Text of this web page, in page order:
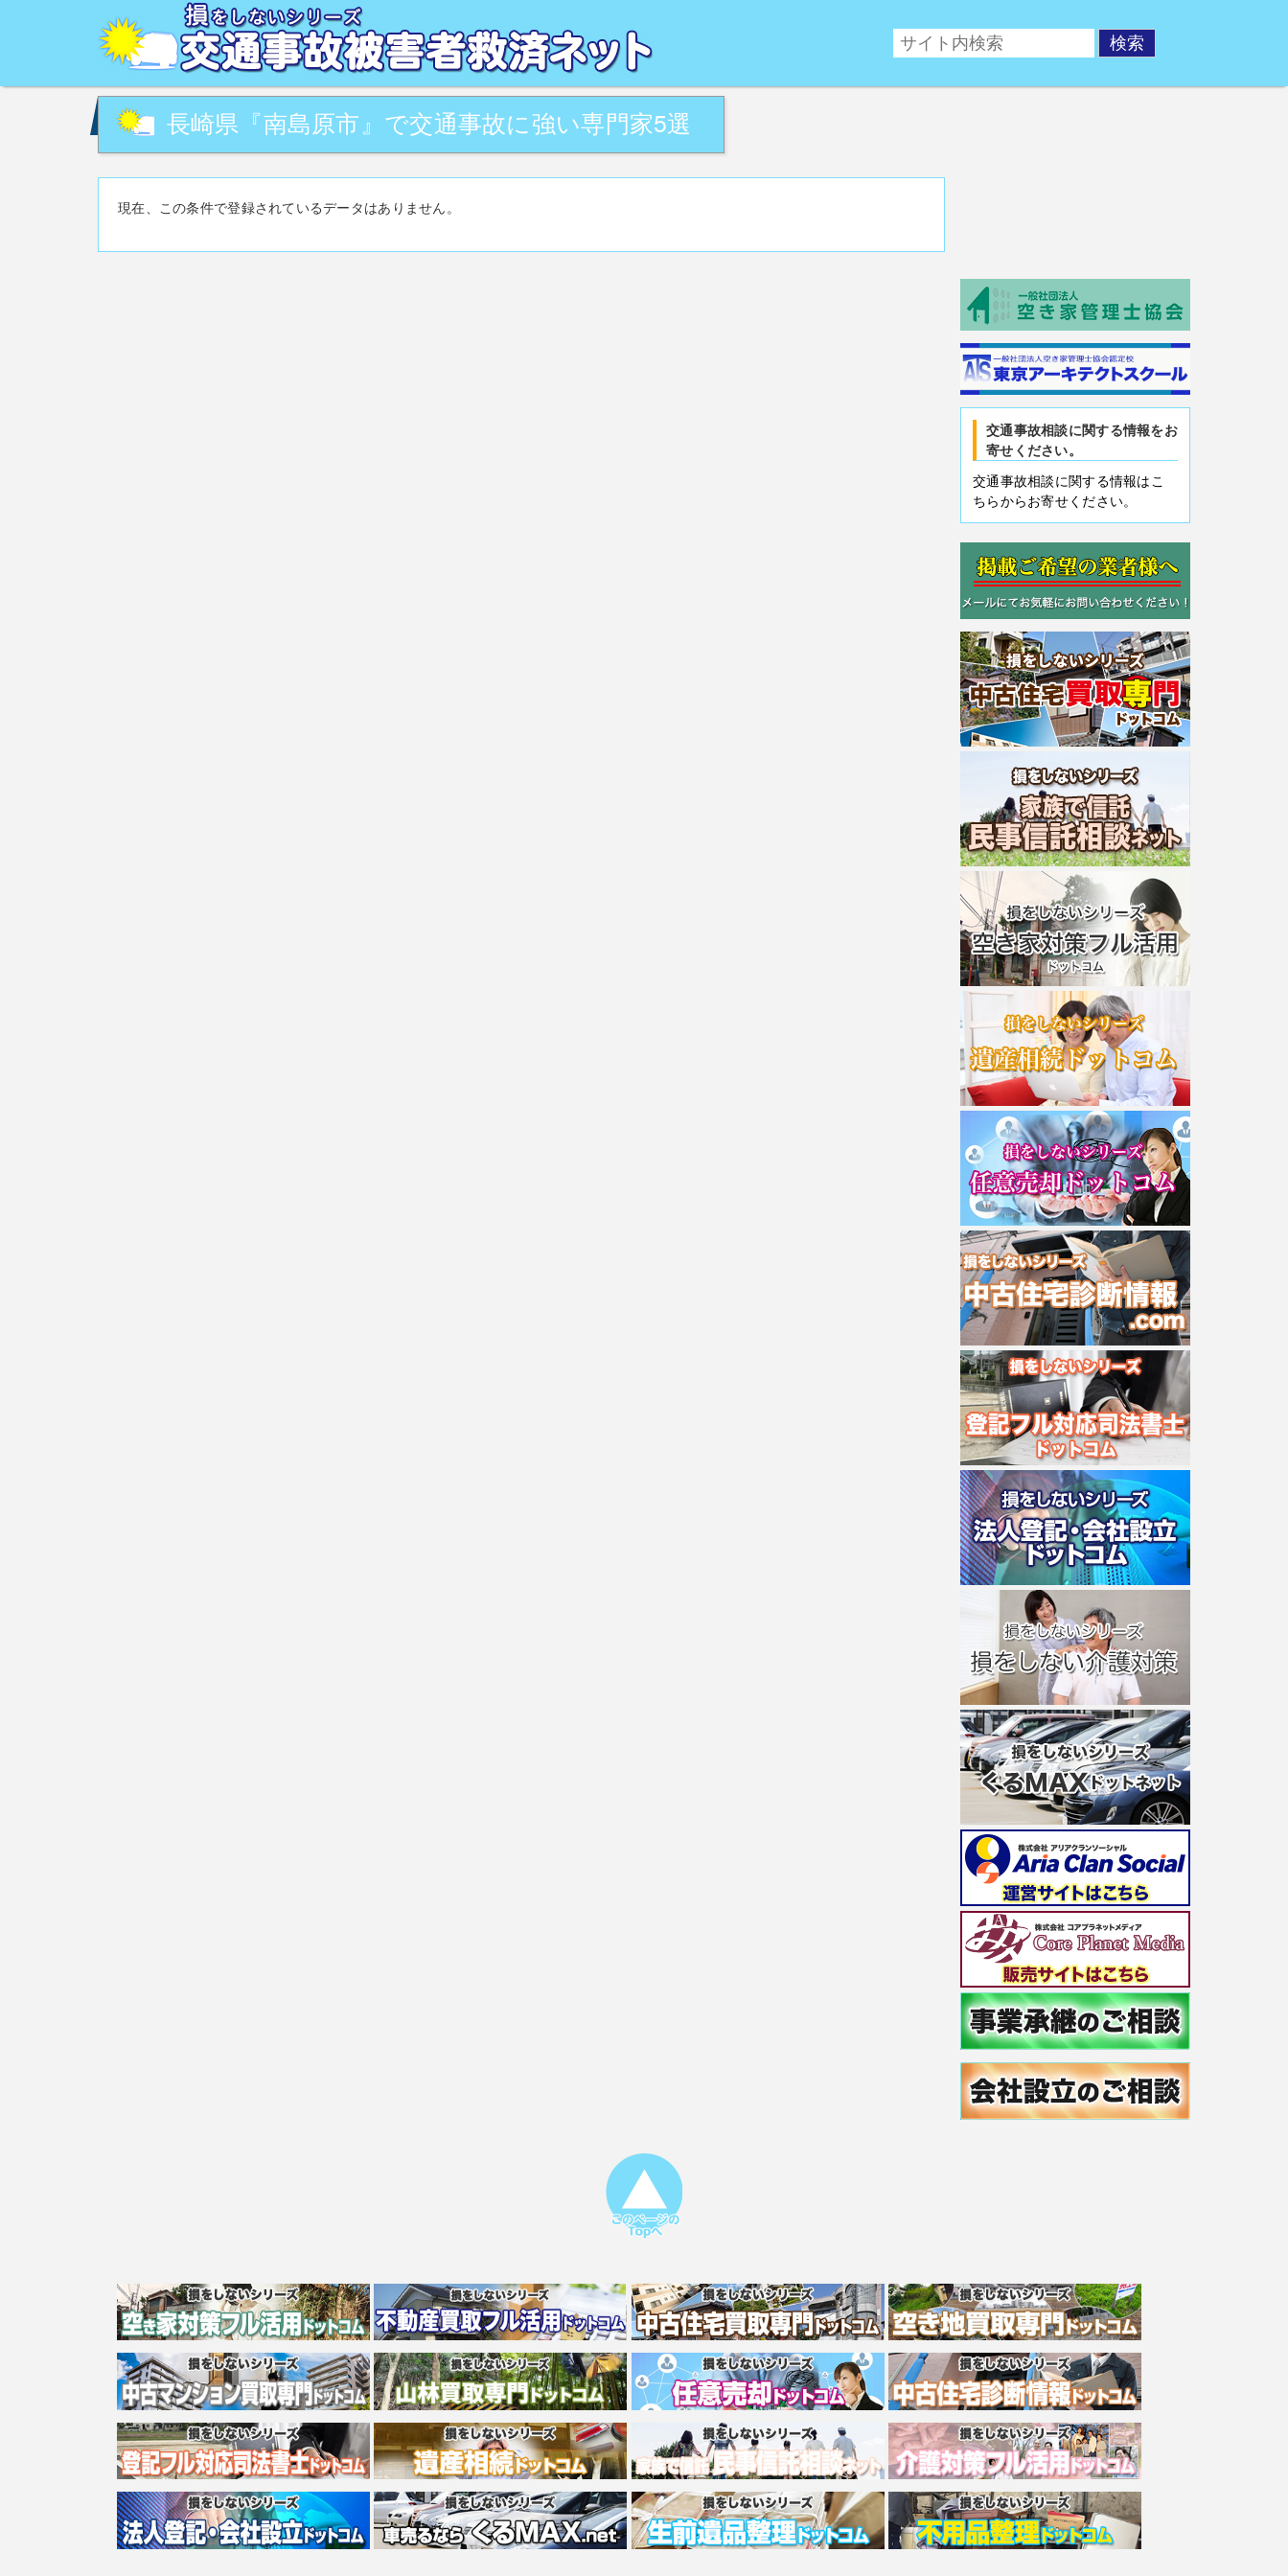
交通事故被害でお困りの方へ。交通事故・事故対策に関するお悩みを、地域の専門家が解決致します。全国の交通事故被害者相談窓口・活用ポータルサイト。交通事故後の相談や、交通事故対策対策
の相談など。交通事故被害に関して、あなたの街の専門家がサポート致します。
長崎県『南島原市』で交通事故に強い専門家5選
現在、この条件で登録されているデータはありません。
交通事故相談に関する情報をお
寄せください。
交通事故相談に関する情報はこ
ちらからお寄せください。